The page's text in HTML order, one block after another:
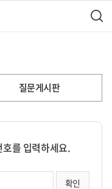
질문게시판
를 입력하세요.